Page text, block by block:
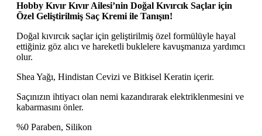
Hobby Kıvır Kıvır Ailesi’nin Doğal Kıvırcık Saçlar için
Özel Geliştirilmiş Saç Kremi ile Tanışın!
Doğal kıvırcık saçlar için geliştirilmiş özel formülüyle hayal
ettiğiniz göz alıcı ve hareketli buklelere kavuşmanıza yardımcı
olur.
Shea Yağı, Hindistan Cevizi ve Bitkisel Keratin içerir.
Saçınızın ihtiyacı olan nemi kazandırarak elektriklenmesini ve
kabarmasını önler.
%0 Paraben, Silikon